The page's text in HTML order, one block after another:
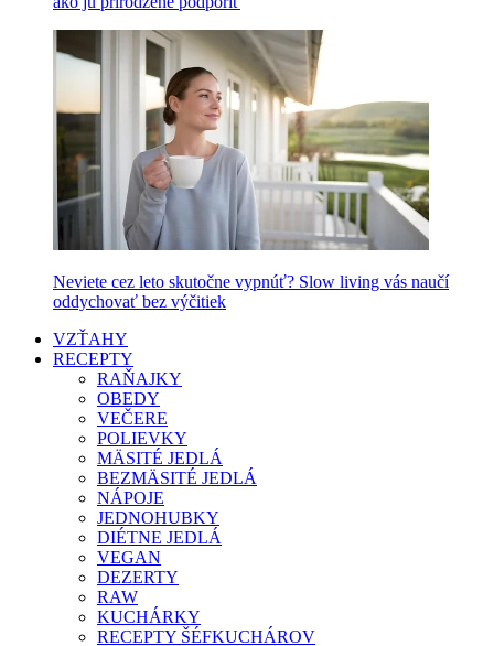
Neviete cez leto skutočne vypnúť? Slow living vás naučí
oddychovať bez výčitiek
VZŤAHY
RECEPTY
RAŇAJKY
OBEDY
VEČERE
POLIEVKY
MÄSITÉ JEDLÁ
BEZMÄSITÉ JEDLÁ
NÁPOJE
JEDNOHUBKY
DIÉTNE JEDLÁ
VEGAN
DEZERTY
RAW
KUCHÁRKY
RECEPTY ŠÉFKUCHÁROV